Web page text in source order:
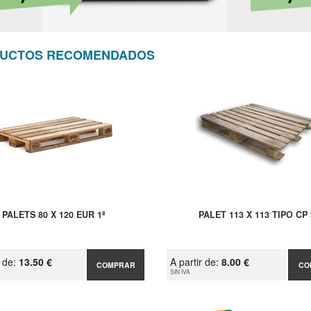
RECOMENDADOS
PALETS 80 X 120 EUR 1ª
13.50 € COMPRAR
PALET 113 X 113 TIPO CP
A partir de: 8.00 €
SIN IVA